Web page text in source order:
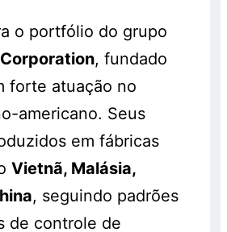
o portfólio do grupo
, fundado
forte atuação no
americano. Seus
em fábricas
Vietnã, Malásia,
, seguindo padrões
de controle de